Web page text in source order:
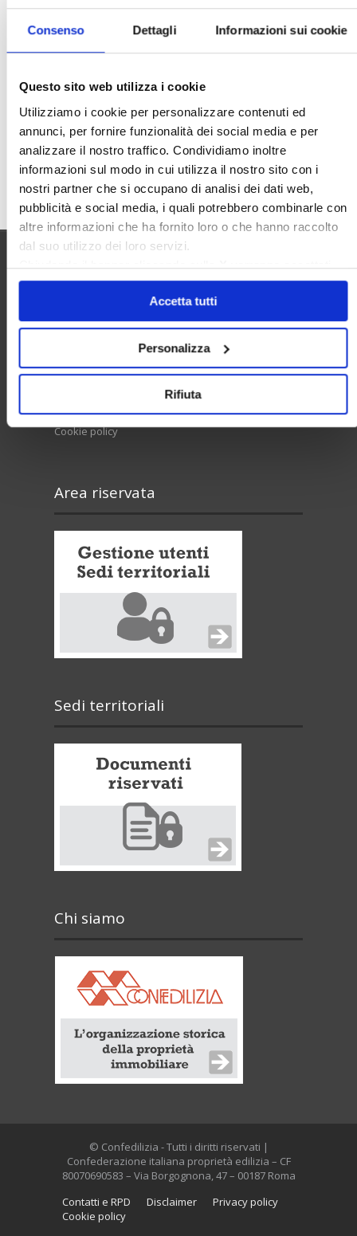
Consenso Dettagli Informazioni sui cookie
Questo sito web utilizza i cookie
Utilizziamo i cookie per personalizzare contenuti ed
annunci, per fornire funzionalità dei social media e per
analizzare il nostro traffico. Condividiamo inoltre
informazioni sul modo in cui utilizza il nostro sito con i
nostri partner che si occupano di analisi dei dati web,
pubblicità e social media, i quali potrebbero combinarle con
altre informazioni che ha fornito loro o che hanno raccolto
dal suo utilizzo dei loro servizi.
Chiudendo il banner cliccando sullaXverranno accettati
solo i cookie necessari.
Accetta tutti
Personalizza
Rifiuta
Prima Casa
Proprietari Casa
Rendite Catastali
Rivoluzioneliberale
Sunia
Trasferimenti
Treviso
Valore Case
Cerca
Utilità
Contatti e RPD
Cookie policy
Area riservata
Sedi territoriali
Chi siamo
© Confedilizia - Tutti i diritti riservati |
Confederazione italiana proprietà edilizia – CF
80070690583 – Via Borgognona, 47 – 00187 Roma
Contatti e RPD
Disclaimer
Privacy policy
Cookie policy